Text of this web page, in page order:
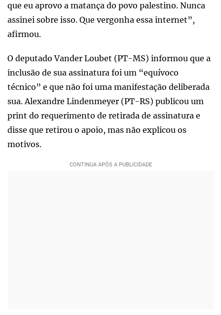
que eu aprovo a matança do povo palestino. Nunca
assinei sobre isso. Que vergonha essa internet”,
afirmou.
O deputado Vander Loubet (PT-MS) informou que a
inclusão de sua assinatura foi um “equívoco
técnico” e que não foi uma manifestação deliberada
sua. Alexandre Lindenmeyer (PT-RS) publicou um
print do requerimento de retirada de assinatura e
disse que retirou o apoio, mas não explicou os
motivos.